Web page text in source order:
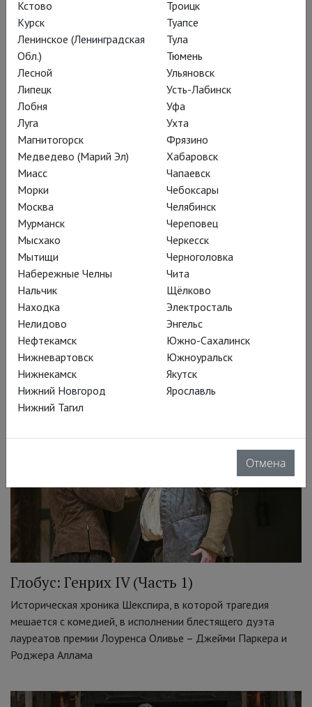
Глобус: Виндзорские насмешницы
Глобус разыгрывает нестареющую классику в антураже 30-х
годов
Глобус: Всё хорошо, что хорошо
кончается
История, в которой девушка начинает и выигрывает свое
маленькое сражение за любовь
Глобус: Генрих IV (Часть 1)
Историческая хроника Шекспира, в которой трагедия
мешается с комедией, в исполнении блестящего дуэта
лауреатов премии Лоуренса Оливье – Джейми Паркера и
Роджера Аллама
Кстово
Курск
Ленинское (Ленинградская
Обл.)
Лесной
Липецк
Лобня
Луга
Магнитогорск
Медведево (Марий Эл)
Миасс
Морки
Москва
Мурманск
Мысхако
Мытищи
Набережные Челны
Нальчик
Находка
Нелидово
Нефтекамск
Нижневартовск
Нижнекамск
Нижний Новгород
Нижний Тагил
Троицк
Туапсе
Тула
Тюмень
Ульяновск
Усть-Лабинск
Уфа
Ухта
Фрязино
Хабаровск
Чапаевск
Чебоксары
Челябинск
Череповец
Черкесск
Черноголовка
Чита
Щёлково
Электросталь
Энгельс
Южно-Сахалинск
Южноуральск
Якутск
Ярославль
Отмена